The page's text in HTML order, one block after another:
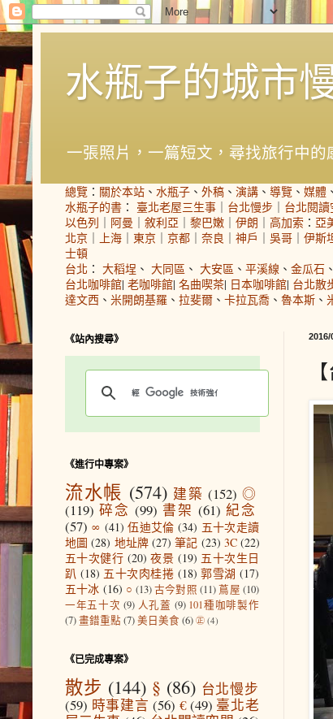
水瓶子的城市
一張照片，一篇短文，尋找旅行中的
總覽 ： 關於本站 、 水瓶子 、 外稿 、 演講 、 導覽 、 媒體 、
水瓶子的書 ： 臺北老屋三生事 ｜ 台北慢步 ｜ 台北閱讀
以色列 ｜ 阿曼 ｜ 敘利亞 ｜ 黎巴嫩 ｜ 伊朗 ｜ 高加索 ： 亞
北京 ｜ 上海 ｜ 東京 ｜ 京都 ｜ 奈良 ｜ 神戶 ｜ 吳哥 ｜ 伊斯
士頓
台北 ： 大稻埕 、 大同區 、 大安區 、 平溪線 、 金瓜石 、
台北咖啡館| 老咖啡館| 名曲喫茶| 日本咖啡館| 台北散
達文西 、 米開朗基羅 、 拉斐爾 、 卡拉瓦喬 、 魯本斯 、
2016/
《站內搜尋》
《進行中專案》
流水帳 (574) 建築 (152) ◎
(119) 碎念 (99) 書架 (61) 紀念
(57) ∞ (41) 伍迪艾倫 (34) 五十次走讀
地圖 (28) 地址牌 (27) 筆記 (23) 3C (22)
五十次健行 (20) 夜景 (19) 五十次生日
趴 (18) 五十次肉桂捲 (18) 郭雪湖 (17)
五十冰 (16) ○ (13)古今對照 (11) 蔦屋 (10)
一年五十次 (9) 人孔蓋 (9) 101種咖啡製作
(7)畫錯重點 (7)美日美食 (6) ㊣ (4)
《已完成專案》
散步 (144) § (86) 台北慢步
(59) 時事建言 (56) € (49) 臺北老